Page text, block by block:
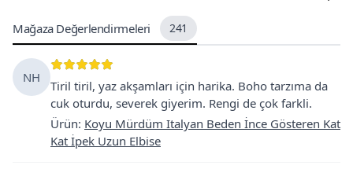
Mağaza Değerlendirmeleri 241
NH
Tiril tiril, yaz akşamları için harika. Boho tarzıma da
cuk oturdu, severek giyerim. Rengi de çok farkli.
Ürün: Koyu Mürdüm Italyan Beden İnce Gösteren Kat
Kat İpek Uzun Elbise